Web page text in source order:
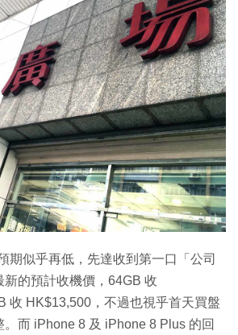
期似乎再低，先達收到第一口「公司
的預計收機價，64GB 收
收 HK$13,500，不過也視乎首天買盤
而 iPhone 8 及 iPhone 8 Plus 的回